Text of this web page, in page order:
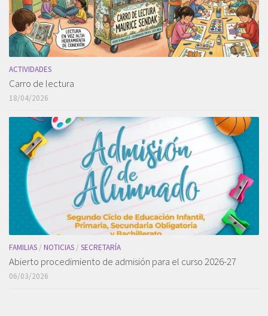
ACTIVIDADES
Carro de lectura
18/04/2026
FAMILIAS / NOTICIAS / SECRETARÍA
Abierto procedimiento de admisión para el curso 2026-27
06/03/2026